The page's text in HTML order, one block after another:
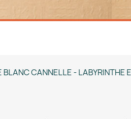
BLANC CANNELLE - LABYRINTHE